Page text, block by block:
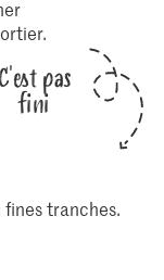
C'est pas
fini
tranches.